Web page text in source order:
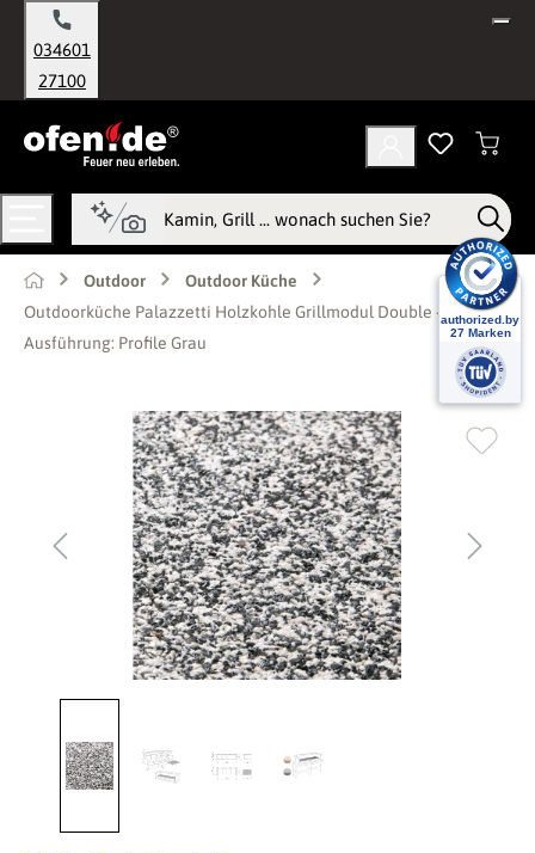
springen
034601
27100
Outdoor
Outdoor Küche
Outdoorküche Palazzetti Holzkohle Grillmodul Double -
Ausführung: Profile Grau